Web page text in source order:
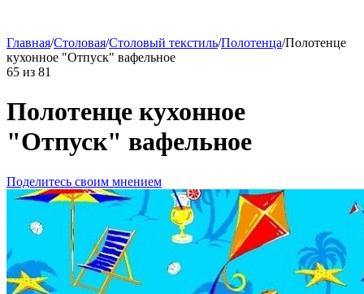
Главная/Столовая/Столовый текстиль/Полотенца/Полотенце
кухонное "Отпуск" вафельное
65 из 81
Полотенце кухонное
"Отпуск" вафельное
Поделитесь своим мнением